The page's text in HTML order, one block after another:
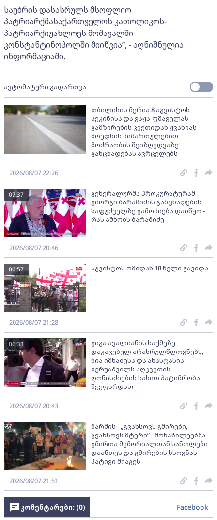
საუბრის დასასრულს მსოფლიო
პატრიარქმასაქართველოს კათოლიკოს-
პატრიარქიუახლოეს მომავალში
კონსტანტინოპოლში მიიწვია”, - აღნიშნულია
ინფორმაციაში.
ავტომატური გადართვა
თბილისის მერია 8 აგვისტოს
პეკინისა და ვაჟა-ფშაველას
გამზირების კვეთიდან ჟვანიას
მოედნის მიმართულებით
მოძრაობის შეიზღუდვაზე
განცხადებას ავრცელებს
2026/08/07 22:26
გენერალურმა პროკურატურამ
გიორგი ბარამიძის განცხადების
საფუძველზე გამოძიება დაიწყო -
რას ამბობს ბარამიძე
07:37
2026/08/07 20:46
აგვისტოს ომიდან 18 წელი გავიდა
06:57
2026/08/07 21:28
გიგა ავალიანის საქმეზე
დაკავებულ არასრულწლოვნებს,
ნია იმნაძესა და ანასტასია
ბერუაშვილს აღკვეთის
ღონისძიების სახით პატიმრობა
შეეფარდათ
06:33
2026/08/07 20:43
მარშის - „გვახსოვს გმირები,
გვახსოვს მტერი” - მონაწილეებმა
გმირთა მემორიალთან სანთლები
დაანთეს და გმირების ხსოვნას
პატივი მიაგეს
2026/08/07 21:51
კომენტარები: (0) Facebook